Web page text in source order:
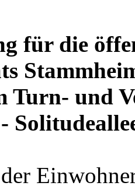
für die
Turn- und